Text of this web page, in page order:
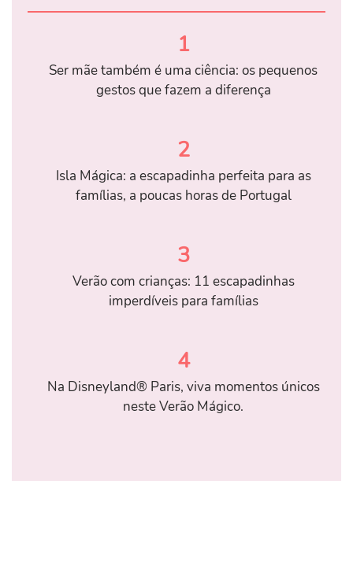
1
Ser mãe também é uma ciência: os pequenos
gestos que fazem a diferença
2
Isla Mágica: a escapadinha perfeita para as
famílias, a poucas horas de Portugal
3
Verão com crianças: 11 escapadinhas
imperdíveis para famílias
4
Na Disneyland® Paris, viva momentos únicos
neste Verão Mágico.